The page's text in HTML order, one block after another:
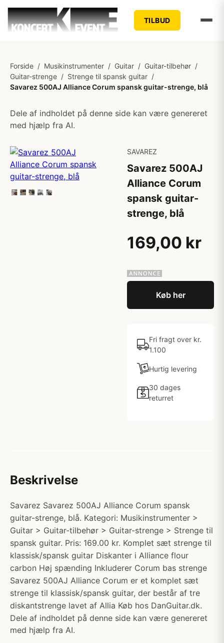
TILBUD
Forside / Musikinstrumenter / Guitar / Guitar-tilbehør /
Guitar-strenge / Strenge til spansk guitar /
Savarez 500AJ Alliance Corum spansk guitar-strenge, blå
Dele af indholdet på denne side kan være genereret
med hjælp fra AI.
SAVAREZ
Savarez 500AJ
Alliance Corum
spansk guitar-
strenge, blå
169,00 kr
Køb her
Fri fragt over kr.
1.100
Hurtig levering
30 dages
returret
Beskrivelse
Savarez Savarez 500AJ Alliance Corum spansk
guitar-strenge, blå. Kategori: Musikinstrumenter >
Guitar > Guitar-tilbehør > Guitar-strenge > Strenge til
spansk guitar. Pris: 169.00 kr. Komplet sæt strenge til
klassisk/spansk guitar Diskanter i Alliance flour
carbon Høj spænding Inkluderer Corum bas strenge
Savarez 500AJ Alliance Corum er et komplet sæt
strenge til klassisk/spansk guitar, der består af tre
diskantstrenge lavet af Allia Køb hos DanGuitar.dk.
Dele af indholdet på denne side kan være genereret
med hjælp fra AI.